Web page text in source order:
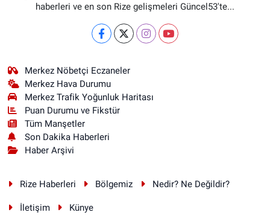
haberleri ve en son Rize gelişmeleri Güncel53'te...
Merkez Nöbetçi Eczaneler
Merkez Hava Durumu
Merkez Trafik Yoğunluk Haritası
Puan Durumu ve Fikstür
Tüm Manşetler
Son Dakika Haberleri
Haber Arşivi
Rize Haberleri Bölgemiz Nedir? Ne Değildir?
İletişim Künye